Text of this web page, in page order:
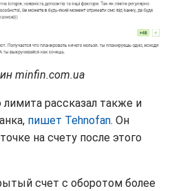
minfin.com.ua
рассказал также и
пишет Tehnofan. Он
на счету после этого
счет с оборотом более